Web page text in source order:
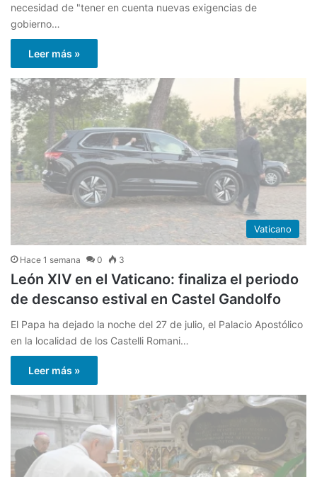
necesidad de "tener en cuenta nuevas exigencias de
gobierno…
Leer más »
Vaticano
Hace 1 semana 0 3
León XIV en el Vaticano: finaliza el periodo
de descanso estival en Castel Gandolfo
El Papa ha dejado la noche del 27 de julio, el Palacio Apostólico
en la localidad de los Castelli Romani…
Leer más »